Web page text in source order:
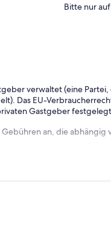
Bitte nur
verwaltet (eine
Das EU-
Gastgeber
Gebühren an, die